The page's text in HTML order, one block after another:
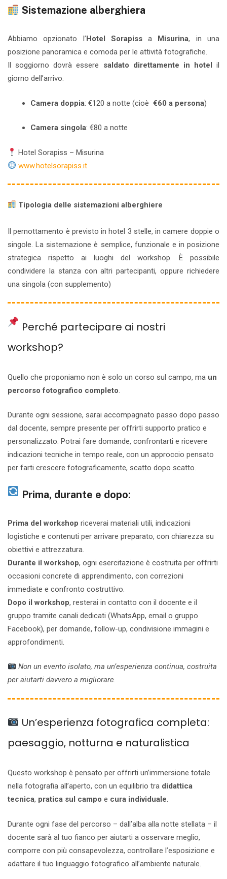
Sistemazione alberghiera
Abbiamo opzionato l’Hotel Sorapissa Misurina, in una
posizione panoramica e comoda per le attività fotografiche.
Il soggiorno dovrà essere saldato direttamente in hotel il
giorno dell’arrivo.
Camera doppia: €120 a notte (cioè €60 a persona)
Camera singola: €80 a notte
Hotel Sorapiss – Misurina
www.hotelsorapiss.it
Tipologia delle sistemazioni alberghiere
Il pernottamento è previsto in hotel 3 stelle, in camere doppie o
singole. La sistemazione è semplice, funzionale e in posizione
strategica rispetto ai luoghi del workshop. È possibile
condividere la stanza con altri partecipanti, oppure richiedere
una singola (con supplemento)
Perché partecipare ai nostri
workshop?
Quello che proponiamo non è solo un corso sul campo, ma un
percorso fotografico completo.
Durante ogni sessione, sarai accompagnato passo dopo passo
dal docente, sempre presente per offrirti supporto pratico e
personalizzato. Potrai fare domande, confrontarti e ricevere
indicazioni tecniche in tempo reale, con un approccio pensato
per farti crescere fotograficamente, scatto dopo scatto.
Prima, durante e dopo:
Prima del workshop riceverai materiali utili, indicazioni
logistiche e contenuti per arrivare preparato, con chiarezza su
obiettivi e attrezzatura.
Durante il workshop, ogni esercitazione è costruita per offrirti
occasioni concrete di apprendimento, con correzioni
immediate e confronto costruttivo.
Dopo il workshop, resterai in contatto con il docente e il
gruppo tramite canali dedicati (WhatsApp, email o gruppo
Facebook), per domande, follow-up, condivisione immagini e
approfondimenti.
Non un evento isolato, ma un’esperienza continua, costruita
per aiutarti davvero a migliorare.
Un’esperienza fotografica completa:
paesaggio, notturna e naturalistica
Questo workshop è pensato per offrirti un’immersione totale
nella fotografia all’aperto, con un equilibrio tra didattica
tecnica, pratica sul campo e cura individuale.
Durante ogni fase del percorso – dall’alba alla notte stellata – il
docente sarà al tuo fianco per aiutarti a osservare meglio,
comporre con più consapevolezza, controllare l’esposizione e
adattare il tuo linguaggio fotografico all’ambiente naturale.